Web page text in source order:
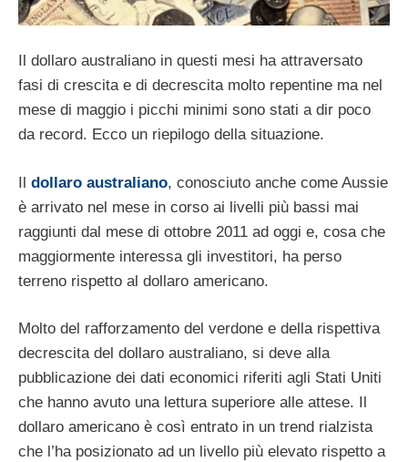
Il dollaro australiano in questi mesi ha attraversato
fasi di crescita e di decrescita molto repentine ma nel
mese di maggio i picchi minimi sono stati a dir poco
da record. Ecco un riepilogo della situazione.
Il dollaro australiano, conosciuto anche come Aussie
è arrivato nel mese in corso ai livelli più bassi mai
raggiunti dal mese di ottobre 2011 ad oggi e, cosa che
maggiormente interessa gli investitori, ha perso
terreno rispetto al dollaro americano.
Molto del rafforzamento del verdone e della rispettiva
decrescita del dollaro australiano, si deve alla
pubblicazione dei dati economici riferiti agli Stati Uniti
che hanno avuto una lettura superiore alle attese. Il
dollaro americano è così entrato in un trend rialzista
che l’ha posizionato ad un livello più elevato rispetto a